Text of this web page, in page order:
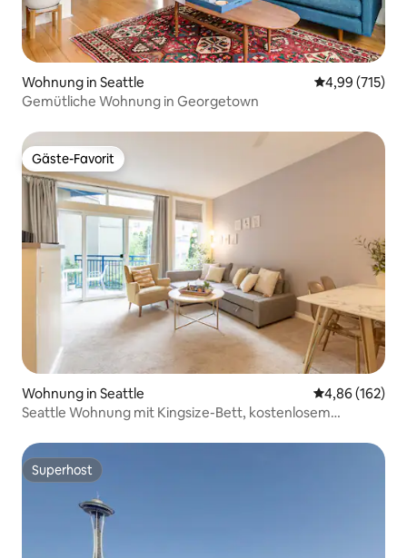
Wohnung in Seattle
4,99 (715)
Gemütliche Wohnung in Georgetown
Gäste-Favorit
Gäste-Favorit
Wohnung in Seattle
4,86 (162)
Seattle Wohnung mit Kingsize-Bett, kostenlosem
Superhost
Superhost